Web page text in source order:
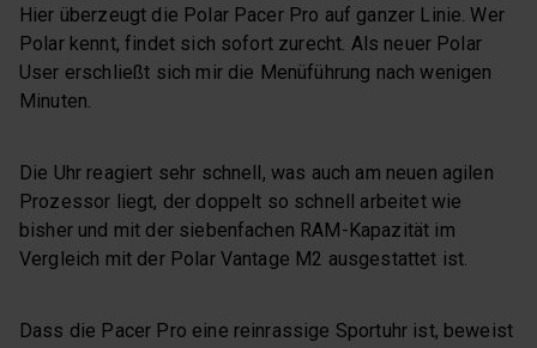
Hier überzeugt die Polar Pacer Pro auf ganzer Linie. Wer
Polar kennt, findet sich sofort zurecht. Als neuer Polar
User erschließt sich mir die Menüführung nach wenigen
Minuten.
Die Uhr reagiert sehr schnell, was auch am neuen agilen
Prozessor liegt, der doppelt so schnell arbeitet wie
bisher und mit der siebenfachen RAM-Kapazität im
Vergleich mit der Polar Vantage M2 ausgestattet ist.
Dass die Pacer Pro eine reinrassige Sportuhr ist, beweist